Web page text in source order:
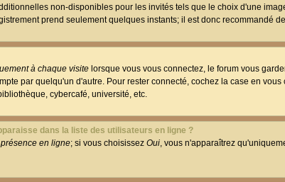
non-disponibles pour les invités tels que le choix d'une
prend seulement quelques instants; il est donc recommandé
à chaque visite lorsque vous vous connectez, le forum vous
par quelqu'un d'autre. Pour rester connecté, cochez la case en
cybercafé, université, etc.
dans la liste des utilisateurs en ligne ?
en ligne; si vous choisissez Oui, vous n'apparaîtrez